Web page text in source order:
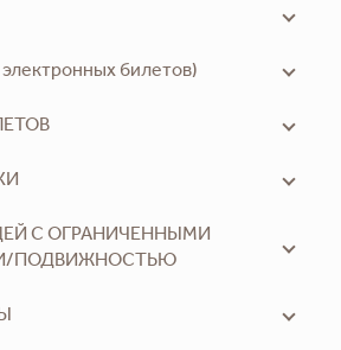
билетов)
С ОГРАНИЧЕННЫМИ
ПОДВИЖНОСТЬЮ